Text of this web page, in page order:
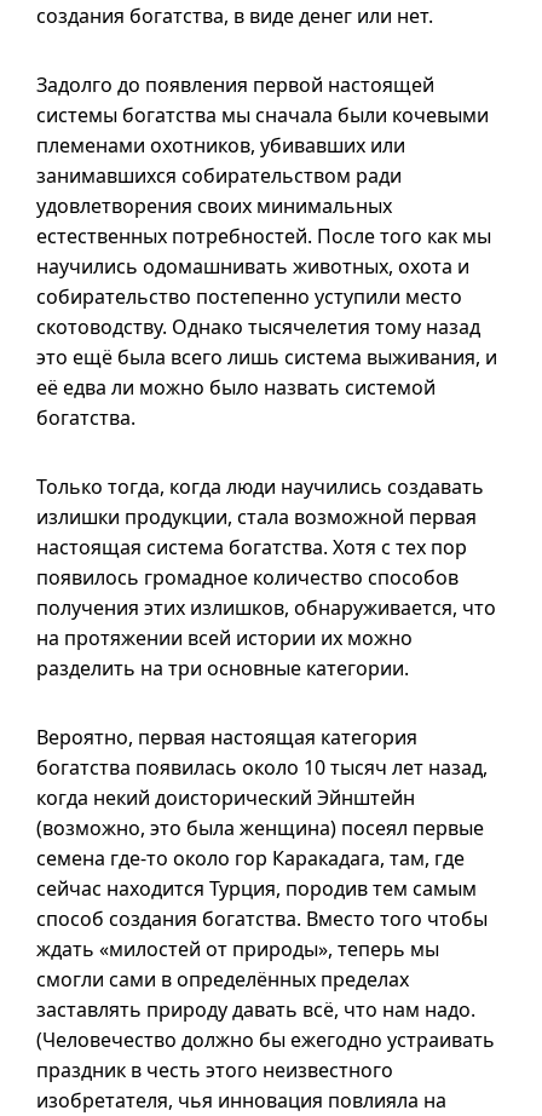
создания богатства, в виде денег или нет.
Задолго до появления первой настоящей
системы богатства мы сначала были кочевыми
племенами охотников, убивавших или
занимавшихся собирательством ради
удовлетворения своих минимальных
естественных потребностей. После того как мы
научились одомашнивать животных, охота и
собирательство постепенно уступили место
скотоводству. Однако тысячелетия тому назад
это ещё была всего лишь система выживания, и
её едва ли можно было назвать системой
богатства.
Только тогда, когда люди научились создавать
излишки продукции, стала возможной первая
настоящая система богатства. Хотя с тех пор
появилось громадное количество способов
получения этих излишков, обнаруживается, что
на протяжении всей истории их можно
разделить на три основные категории.
Вероятно, первая настоящая категория
богатства появилась около 10 тысяч лет назад,
когда некий доисторический Эйнштейн
(возможно, это была женщина) посеял первые
семена где-то около гор Каракадага, там, где
сейчас находится Турция, породив тем самым
способ создания богатства. Вместо того чтобы
ждать «милостей от природы», теперь мы
смогли сами в определённых пределах
заставлять природу давать всё, что нам надо.
(Человечество должно бы ежегодно устраивать
праздник в честь этого неизвестного
изобретателя, чья инновация повлияла на